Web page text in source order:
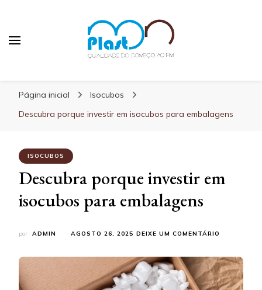
Página inicial
Isocubos
Descubra porque investir em isocubos para embalagens
ISOCUBOS
Descubra porque investir em
isocubos para embalagens
por ADMIN AGOSTO 26, 2025 DEIXE UM COMENTÁRIO
INVESTIR
EM
ISOCUBOS